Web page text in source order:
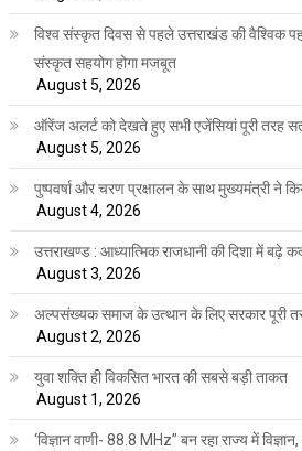
विश्व संस्कृत दिवस से पहले उत्तराखंड की वैश्विक
संस्कृत सहयोग होगा मजबूत
August 5, 2026
ऑरेंज अलर्ट को देखते हुए सभी एजेंसियां पूरी तरह
August 5, 2026
पुष्पवर्षा और चरण प्रक्षालन के साथ मुख्यमंत्री ने
August 4, 2026
उत्तराखण्ड : आध्यात्मिक राजधानी की दिशा में बढ़े
August 3, 2026
अल्पसंख्यक समाज के उत्थान के लिए सरकार पूरी
August 2, 2026
युवा शक्ति ही विकसित भारत की सबसे बड़ी ताकत
August 1, 2026
‘विज्ञान वाणी- 88.8 MHz” बन रहा राज्य में